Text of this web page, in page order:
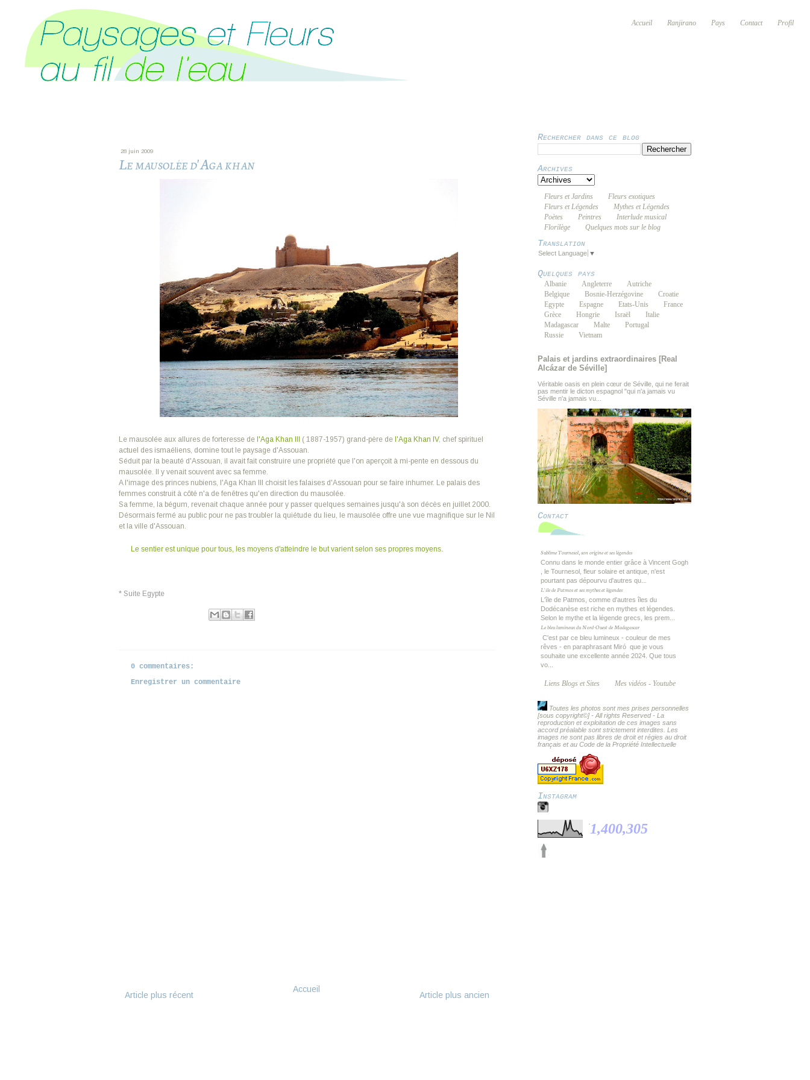
Accueil Ranjirano Pays Contact Profil
28 juin 2009
Le mausolée d'Aga khan
Le mausolée aux allures de forteresse de l'Aga Khan III ( 1887-1957) grand-père de l'Aga Khan IV, chef spirituel
actuel des ismaéliens, domine tout le paysage d'Assouan.
Séduit par la beauté d'Assouan, il avait fait construire une propriété que l'on aperçoit à mi-pente en dessous du
mausolée. Il y venait souvent avec sa femme.
A l'image des princes nubiens, l'Aga Khan III choisit les falaises d'Assouan pour se faire inhumer. Le palais des
femmes construit à côté n'a de fenêtres qu'en direction du mausolée.
Sa femme, la bégum, revenait chaque année pour y passer quelques semaines jusqu'à son décès en juillet 2000.
Désormais fermé au public pour ne pas troubler la quiétude du lieu, le mausolée offre une vue magnifique sur le Nil
et la ville d'Assouan.
Le sentier est unique pour tous, les moyens d'atteindre le but varient selon ses propres moyens.
* Suite Egypte
0 commentaires:
Enregistrer un commentaire
Article plus récent Article plus ancien
Accueil
Rechercher dans ce blog
Archives
Fleurs et Jardins
Fleurs exotiques
Fleurs et Légendes
Mythes et Légendes
Poètes
Peintres
Interlude musical
Florilège
Quelques mots sur le blog
Translation
Select Language ▼
Quelques pays
Albanie Angleterre
Autriche
Belgique
Bosnie-Herzégovine
Croatie
Egypte
Espagne Etats-Unis
France
Grèce
Hongrie Israël
Italie
Madagascar
Malte
Portugal
Russie
Vietnam
Palais et jardins extraordinaires [Real
Alcázar de Séville]
Véritable oasis en plein cœur de Séville, qui ne ferait
pas mentir le dicton espagnol "qui n'a jamais vu
Séville n'a jamais vu...
Contact
Sublime Tournesol, son origine et ses légendes
Connu dans le monde entier grâce à Vincent Gogh
, le Tournesol, fleur solaire et antique, n'est
pourtant pas dépourvu d'autres qu...
L'île de Patmos et ses mythes et légendes
L'île de Patmos, comme d'autres îles du
Dodécanèse est riche en mythes et légendes.
Selon le mythe et la légende grecs, les prem...
Le bleu lumineux du Nord-Ouest de Madagascar
C'est par ce bleu lumineux - couleur de mes
rêves - en paraphrasant Miró que je vous
souhaite une excellente année 2024. Que tous
vo...
Liens Blogs et Sites Mes vidéos - Youtube
Toutes les photos sont mes prises personnelles
[sous copyright©] - All rights Reserved - La
reproduction et exploitation de ces images sans
accord préalable sont strictement interdites. Les
images ne sont pas libres de droit et régies au droit
français et au Code de la Propriété Intellectuelle
Instagram
1,400,305